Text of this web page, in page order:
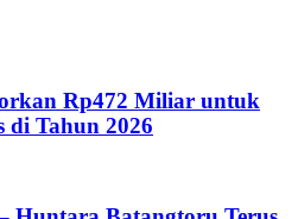
Rp472 Miliar untuk
di Tahun 2026